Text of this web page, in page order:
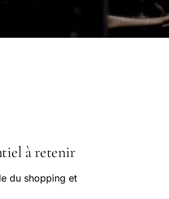
à retenir
du shopping et